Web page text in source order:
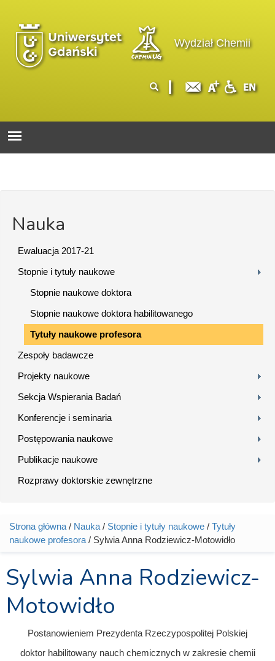
Wydział Chemii
wyszukiwania
Nauka
Ewaluacja 2017-21
Stopnie i tytuły naukowe
Stopnie naukowe doktora
Stopnie naukowe doktora habilitowanego
Tytuły naukowe profesora
Zespoły badawcze
Projekty naukowe
Sekcja Wspierania Badań
Konferencje i seminaria
Postępowania naukowe
Publikacje naukowe
Rozprawy doktorskie zewnętrzne
Jesteś tutaj
Strona główna / Nauka / Stopnie i tytuły naukowe / Tytuły
naukowe profesora / Sylwia Anna Rodziewicz-Motowidło
Sylwia Anna Rodziewicz-
Motowidło
Postanowieniem Prezydenta Rzeczypospolitej Polskiej
doktor habilitowany nauch chemicznych w zakresie chemii